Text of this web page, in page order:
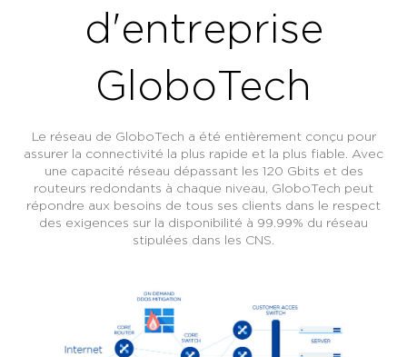
d'entreprise
GloboTech
Le réseau de GloboTech a été entièrement conçu pour
assurer la connectivité la plus rapide et la plus fiable. Avec
une capacité réseau dépassant les 120 Gbits et des
routeurs redondants à chaque niveau, GloboTech peut
répondre aux besoins de tous ses clients dans le respect
des exigences sur la disponibilité à 99.99% du réseau
stipulées dans les CNS.